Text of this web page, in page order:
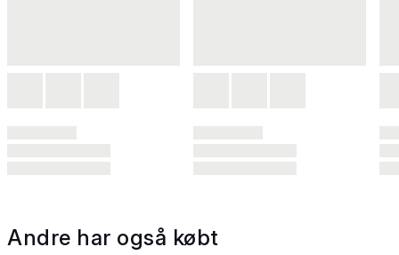
Andre har også købt